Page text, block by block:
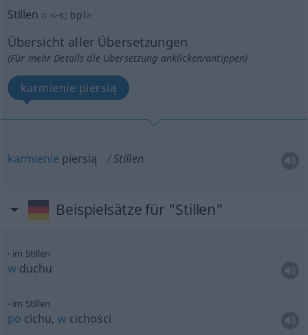
Stillen n <-s; bpl>
Übersicht aller Übersetzungen
(Für mehr Details die Übersetzung anklicken/antippen)
karmienie piersią
karmienie piersią Stillen
Beispielsätze für "Stillen"
im Stillen
w duchu
im Stillen
po cichu, w cichości